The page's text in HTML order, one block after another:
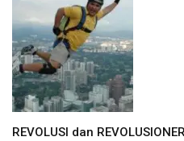
REVOLUSI dan